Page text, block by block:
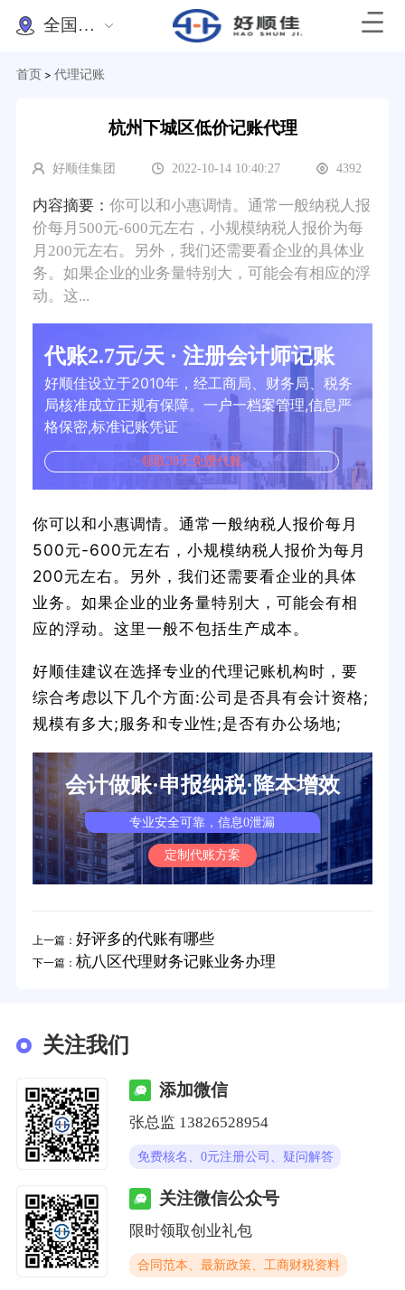
全国办理
首页 > 代理记账
杭州下城区低价记账代理
好顺佳集团 2022-10-14 10:40:27 4392
内容摘要： 你可以和小惠调情。通常一般纳税人报
价每月500元-600元左右，小规模纳税人报价为每
月200元左右。另外，我们还需要看企业的具体业
务。如果企业的业务量特别大，可能会有相应的浮
动。这...
代账2.7元/天 · 注册会计师记账
好顺佳设立于2010年，经工商局、财务局、税务
局核准成立正规有保障。一户一档案管理,信息严
格保密,标准记账凭证
领取30天免费代账
你可以和小惠调情。通常一般纳税人报价每月
500元-600元左右，小规模纳税人报价为每月
200元左右。另外，我们还需要看企业的具体
业务。如果企业的业务量特别大，可能会有相
应的浮动。这里一般不包括生产成本。
好顺佳建议在选择专业的代理记账机构时，要
综合考虑以下几个方面:公司是否具有会计资格;
规模有多大;服务和专业性;是否有办公场地;
会计做账·申报纳税·降本增效
专业安全可靠，信息0泄漏
定制代账方案
上一篇： 好评多的代账有哪些
下一篇： 杭八区代理财务记账业务办理
关注我们
添加微信
张总监 13826528954
免费核名、0元注册公司、疑问解答
关注微信公众号
限时领取创业礼包
合同范本、最新政策、工商财税资料